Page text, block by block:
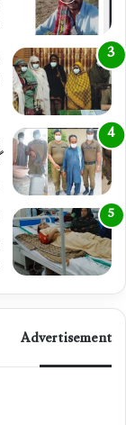
Advertisement